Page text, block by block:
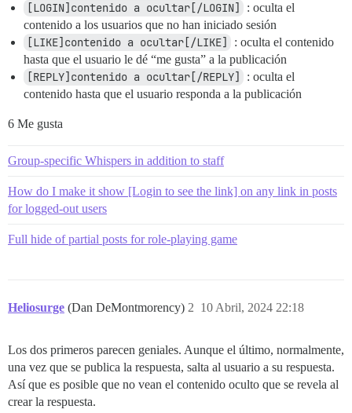
[LOGIN]contenido a ocultar[/LOGIN]
: oculta el
contenido a los usuarios que no han iniciado sesión
[LIKE]contenido a ocultar[/LIKE]
: oculta el contenido
hasta que el usuario le dé “me gusta” a la publicación
[REPLY]contenido a ocultar[/REPLY]
: oculta el
contenido hasta que el usuario responda a la publicación
6 Me gusta
Group-specific Whispers in addition to staff
How do I make it show [Login to see the link] on any link in posts
for logged-out users
Full hide of partial posts for role-playing game
Heliosurge (Dan DeMontmorency) 10 Abril, 2024 22:18
2
Los dos primeros parecen geniales. Aunque el último, normalmente,
una vez que se publica la respuesta, salta al usuario a su respuesta.
Así que es posible que no vean el contenido oculto que se revela al
crear la respuesta.